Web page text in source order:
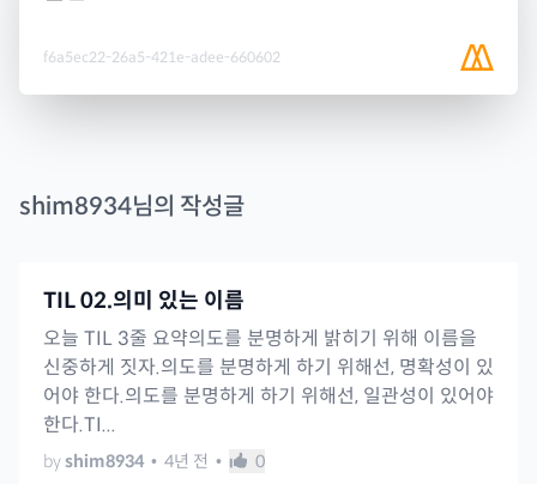
f6a5ec22-26a5-421e-adee-660602
shim8934님의 작성글
TIL 02.의미 있는 이름
오늘 TIL 3줄 요약의도를 분명하게 밝히기 위해 이름을
신중하게 짓자.의도를 분명하게 하기 위해선, 명확성이 있
어야 한다.의도를 분명하게 하기 위해선, 일관성이 있어야
한다.TI...
by shim8934 • 4년 전 • 0